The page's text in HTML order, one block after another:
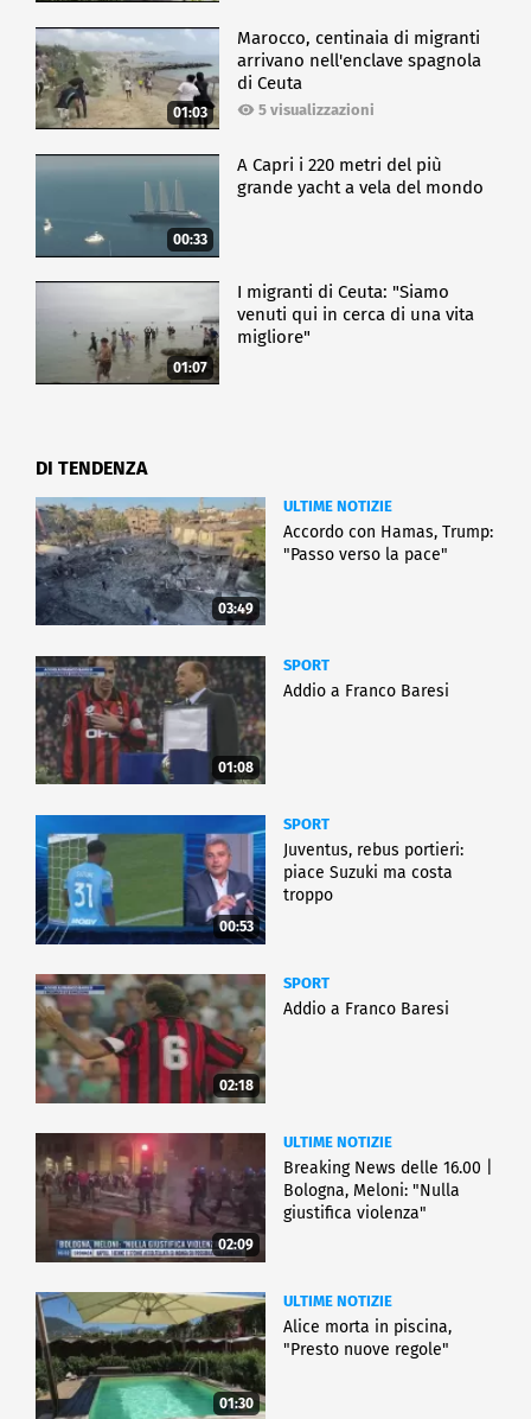
01:03
Marocco, centinaia di migranti
arrivano nell'enclave spagnola
di Ceuta
5 visualizzazioni
00:33
A Capri i 220 metri del più
grande yacht a vela del mondo
01:07
I migranti di Ceuta: "Siamo
venuti qui in cerca di una vita
migliore"
DI TENDENZA
03:49
ULTIME NOTIZIE
Accordo con Hamas, Trump:
"Passo verso la pace"
01:08
SPORT
Addio a Franco Baresi
00:53
SPORT
Juventus, rebus portieri:
piace Suzuki ma costa
troppo
02:18
SPORT
Addio a Franco Baresi
02:09
ULTIME NOTIZIE
Breaking News delle 16.00 |
Bologna, Meloni: "Nulla
giustifica violenza"
01:30
ULTIME NOTIZIE
Alice morta in piscina,
"Presto nuove regole"